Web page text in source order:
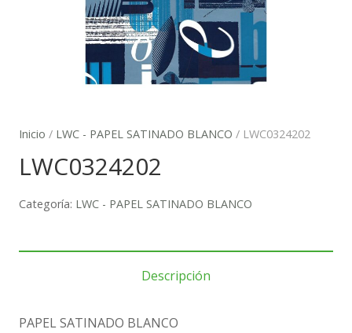
Inicio / LWC - PAPEL SATINADO BLANCO / LWC0324202
LWC0324202
Categoría: LWC - PAPEL SATINADO BLANCO
Descripción
PAPEL SATINADO BLANCO